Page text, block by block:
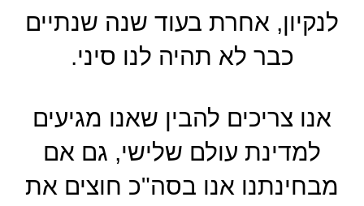
לנקיון, אחרת בעוד שנה שנתיים
כבר לא תהיה לנו סיני.
אנו צריכים להבין שאנו מגיעים
למדינת עולם שלישי, גם אם
מבחינתנו אנו בסה"כ חוצים את